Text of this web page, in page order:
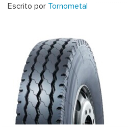
Escrito por Tornometal